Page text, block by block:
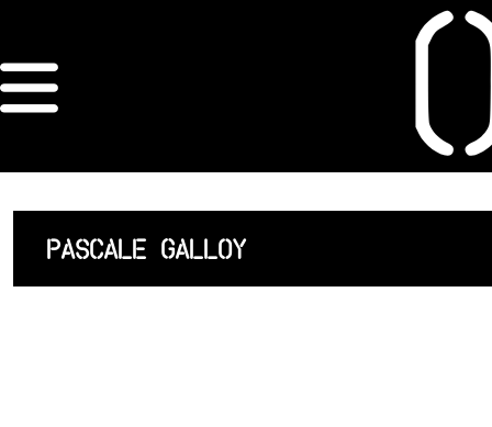
ORDRE DES
ARCHITECTES
ACCUEIL
LISTE DES
PASCALE GALLOY